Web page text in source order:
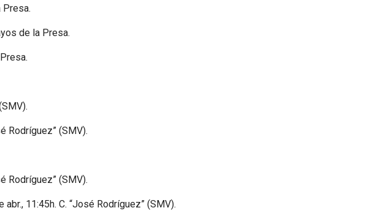
Presa.
de la Presa.
Rodríguez” (SMV).
Rodríguez” (SMV).
abr., 11:45h. C. “José Rodríguez” (SMV).